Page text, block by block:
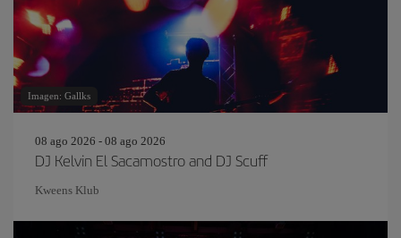
Imagen: Gallks
08 ago 2026 - 08 ago 2026
DJ Kelvin El Sacamostro and DJ Scuff
Kweens Klub